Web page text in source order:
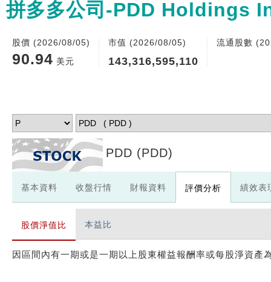
拼多多公司-PDD Holdings
股價 (2026/08/05)
90.94 美元
市值 (2026/08/05)
143,316,595,110
流通股數
PDD (PDD)
基本資料 收盤行情 財報資料 評價分析 績效表
股價淨值比 本益比
因區間內有一期或是一期以上股東權益報酬率或每股淨資產